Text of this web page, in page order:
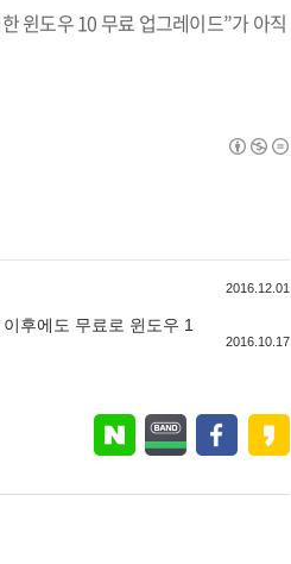
윈도우10 무료 업그레이드”가 아직
2016.12.01
후에도 무료로 윈도우 1
2016.10.17